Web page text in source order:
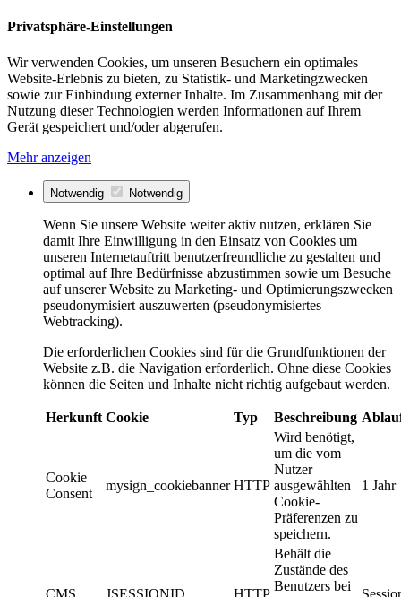
Privatsphäre-Einstellungen
Wir verwenden Cookies, um unseren Besuchern ein optimales
Website-Erlebnis zu bieten, zu Statistik- und Marketingzwecken
sowie zur Einbindung externer Inhalte. Im Zusammenhang mit der
Nutzung dieser Technologien werden Informationen auf Ihrem
Gerät gespeichert und/oder abgerufen.
Mehr anzeigen
Notwendig Notwendig
Wenn Sie unsere Website weiter aktiv nutzen, erklären Sie
damit Ihre Einwilligung in den Einsatz von Cookies um
unseren Internetauftritt benutzerfreundliche zu gestalten und
optimal auf Ihre Bedürfnisse abzustimmen sowie um Besuche
auf unserer Website zu Marketing- und Optimierungszwecken
pseudonymisiert auszuwerten (pseudonymisiertes
Webtracking).
Die erforderlichen Cookies sind für die Grundfunktionen der
Website z.B. die Navigation erforderlich. Ohne diese Cookies
können die Seiten und Inhalte nicht richtig aufgebaut werden.
Herkunft Cookie Typ Beschreibung
Cookie
Consent
mysign_cookiebanner HTTP
Wird benötigt,
um die vom
Nutzer
ausgewählten
Cookie-
Präferenzen zu
speichern.
1 Jahr
CMS JSESSIONID HTTP
Behält die
Zustände des
Benutzers bei